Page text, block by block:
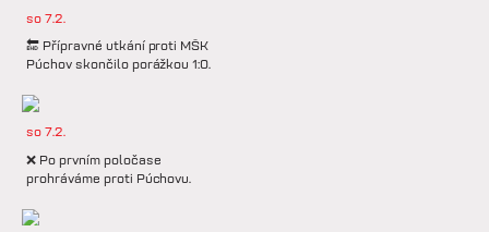
so 7.2.
🔚 Přípravné utkání proti MŠK
Púchov skončilo porážkou 1:0.
so 7.2.
❌ Po prvním poločase
prohráváme proti Púchovu.